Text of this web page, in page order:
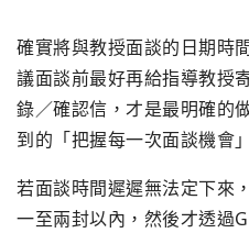
確實將與教授面談的日期時
議面談前最好再給指導教授
錄／確認信，才是最明確的
到的「把握每一次面談機會
若面談時間遲遲無法定下來，
一至兩封以內， 然後才透過